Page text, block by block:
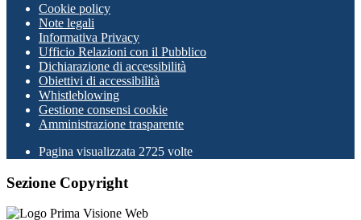
Cookie policy
Note legali
Informativa Privacy
Ufficio Relazioni con il Pubblico
Dichiarazione di accessibilità
Obiettivi di accessibilità
Whistleblowing
Gestione consensi cookie
Amministrazione trasparente
Pagina visualizzata 2725 volte
Sezione Copyright